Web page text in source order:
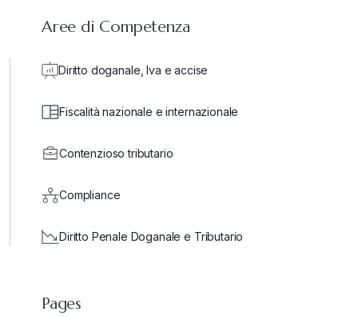
Aree di Competenza
Diritto doganale, Iva e accise
Fiscalità nazionale e internazionale
Contenzioso tributario
Compliance
Diritto Penale Doganale e Tributario
Pages